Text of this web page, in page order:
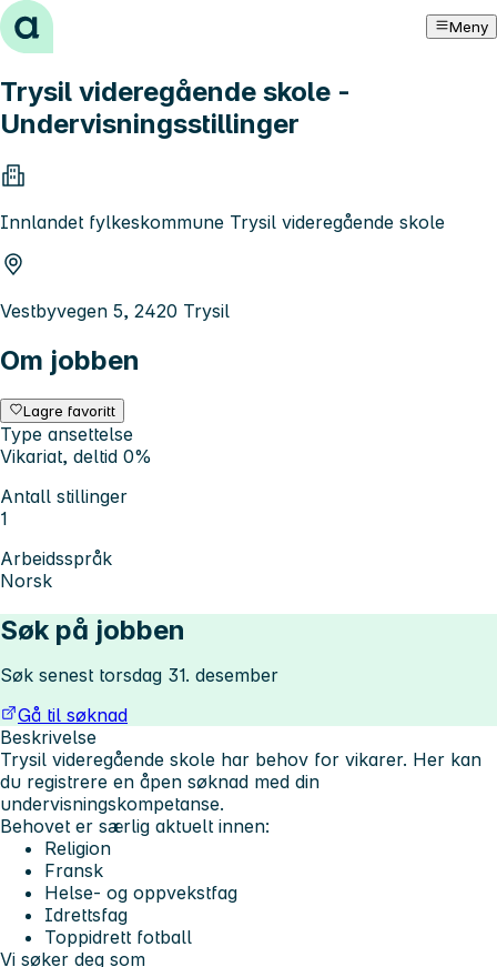
Hopp til innhold Meny
Trysil videregående skole -
Undervisningsstillinger
Innlandet fylkeskommune Trysil videregående skole
Vestbyvegen 5, 2420 Trysil
Om jobben
Lagre favoritt
Type ansettelse
Vikariat, deltid 0%
Antall stillinger
1
Arbeidsspråk
Norsk
Søk på jobben
Søk senest torsdag 31. desember
Gå til søknad
Beskrivelse
Trysil videregående skole har behov for vikarer. Her kan
du registrere en åpen søknad med din
undervisningskompetanse.
Behovet er særlig aktuelt innen:
Religion
Fransk
Helse- og oppvekstfag
Idrettsfag
Toppidrett fotball
Vi søker deg som